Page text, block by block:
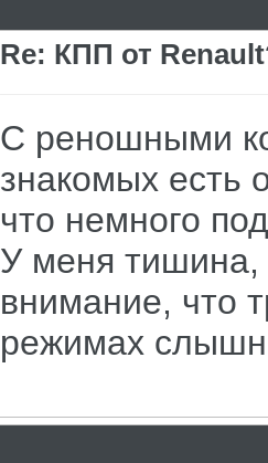
Re: КПП от
С реношными
знакомых есть
что немного
У меня тишина,
внимание, что
режимах